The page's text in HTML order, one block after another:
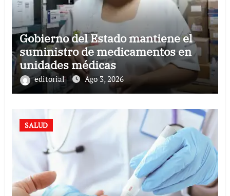
Gobierno del Estado mantiene el
suministro de medicamentos en
unidades médicas
editorial Ago 3, 2026
SALUD